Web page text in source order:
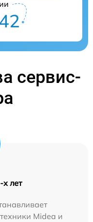
сервис-
х лет
Midea и